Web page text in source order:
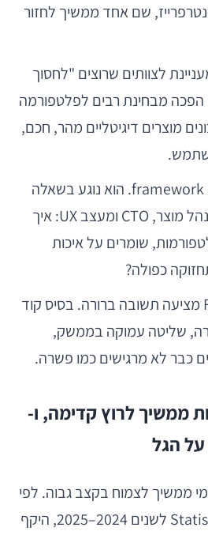
שם אחד ממשיך לחזור
לצוותים שרוצים "לחסוך
זמן". ב-2024, Flutter הפכה מבחינת רבים לפלטפורמה
מוצרים דיגיטליים מהר, חכם,
הסיפור גדול יותר מעוד framework. הוא נוגע בשאלה
שמעסיקה כמעט כל מנהל מוצר, CTO ומעצב UX: איך
שומרים על איכות
כפולה?
על הרקע הזה, Flutter מציעה תשובה ברורה. בסיס קוד
שליטה עמוקה בממשק,
כבר לא מרגישים כמו פשרה.
ממשיך לרוץ קדימה, ו-
ממשיך לצמוח בקצב גבוה. לפי
תחזיות עדכניות של Statista לשנים 2024–2025, היקף